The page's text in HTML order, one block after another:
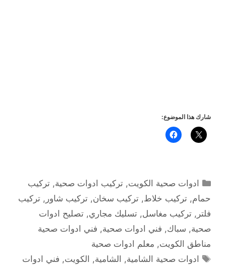
شارك هذا الموضوع:
التصنيفات
ادوات صحية الكويت,تركيب ادوات صحية,تركيب
حمام, تركيب خلاط, تركيب سخان, تركيب شاور , تركيب
فلتر , تركيب مغاسل, تسليك مجاري, تصليح ادوات
صحية, سباك, فني ادوات صحية, فني ادوات صحية
مناطق الكويت, معلم ادوات صحية
الوسوم
ادوات صحية الشامية, الشامية, الكويت, فني ادوات